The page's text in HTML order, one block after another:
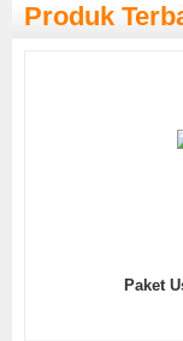
Produk
Paket